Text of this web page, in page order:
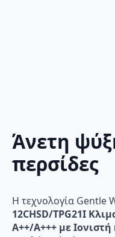
Άνετη
περσίδες
Η τεχνολογία Gentle
12CHSD/TPG21I
A++/A+++ με Ιονιστή